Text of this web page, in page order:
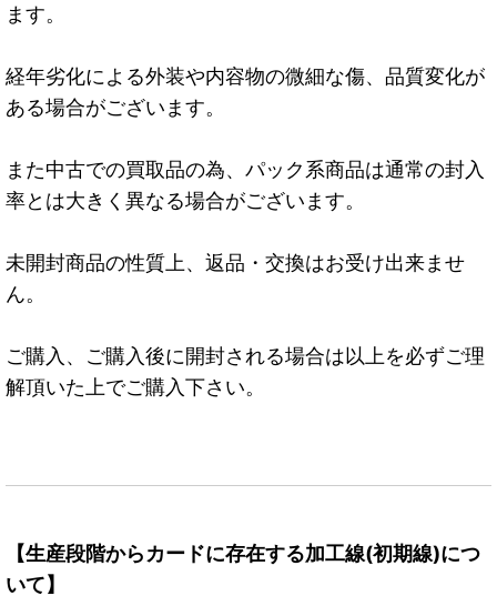
ます。
経年劣化による外装や内容物の微細な傷、品質変化が
ある場合がございます。
また中古での買取品の為、パック系商品は通常の封入
率とは大きく異なる場合がございます。
未開封商品の性質上、返品・交換はお受け出来ませ
ん。
ご購入、ご購入後に開封される場合は以上を必ずご理
解頂いた上でご購入下さい。
【生産段階からカードに存在する加工線(初期線)につ
いて】